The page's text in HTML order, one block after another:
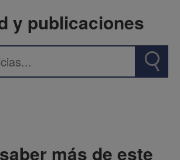
y publicaciones
más de este